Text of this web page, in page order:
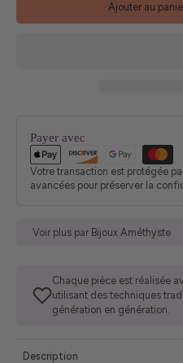
Ajouter au
Payer avec
Votre transaction est protégée
avancées pour préserver la
Voir plus par Bijoux Améthyste
Chaque pièce est réalisée
utilisant des techniques
génération en génération.
Description